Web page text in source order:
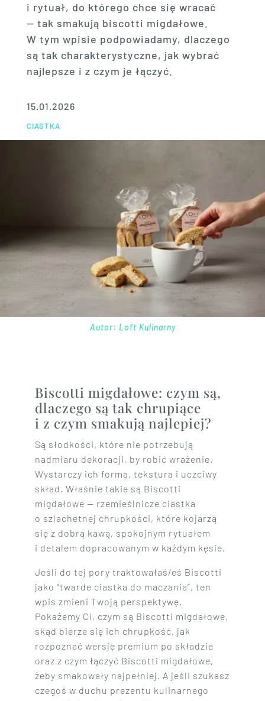
i rytuał, do którego chce się wracać
— tak smakują biscotti migdałowe.
W tym wpisie podpowiadamy, dlaczego
są tak charakterystyczne, jak wybrać
najlepsze i z czym je łączyć.
15.01.2026
CIASTKA
Autor: Loft Kulinarny
Biscotti migdałowe: czym są,
dlaczego są tak chrupiące
i z czym smakują najlepiej?
Są słodkości, które nie potrzebują
nadmiaru dekoracji, by robić wrażenie.
Wystarczy ich forma, tekstura i uczciwy
skład. Właśnie takie są Biscotti
migdałowe — rzemieślnicze ciastka
o szlachetnej chrupkości, które kojarzą
się z dobrą kawą, spokojnym rytuałem
i detalem dopracowanym w każdym kęsie.
Jeśli do tej pory traktowałaś/eś Biscotti
jako “twarde ciastka do maczania”, ten
wpis zmieni Twoją perspektywę.
Pokażemy Ci, czym są Biscotti migdałowe,
skąd bierze się ich chrupkość, jak
rozpoznać wersję premium po składzie
oraz z czym łączyć Biscotti migdałowe,
żeby smakowały najpełniej. A jeśli szukasz
czegoś w duchu prezentu kulinarnego